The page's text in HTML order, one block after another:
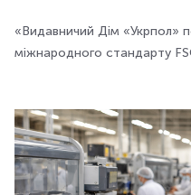
«Видавничий Дім «Укрпол»
міжнародного стандарту